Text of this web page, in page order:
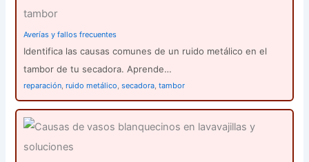
tambor
Averías y fallos frecuentes
Identifica las causas comunes de un ruido metálico en el
tambor de tu secadora. Aprende…
reparación ,ruido metálico ,secadora ,tambor